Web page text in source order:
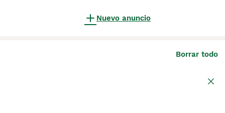
Nuevo anuncio
Borrar todo